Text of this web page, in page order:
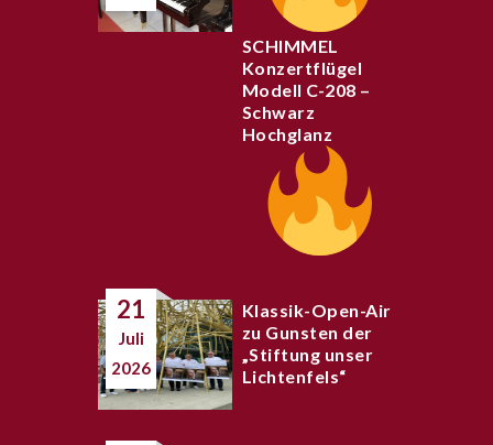
SCHIMMEL
Konzertflügel
Modell C-208 –
Schwarz
Hochglanz
21
Juli
2026
Klassik-Open-Air
zu Gunsten der
„Stiftung unser
Lichtenfels“